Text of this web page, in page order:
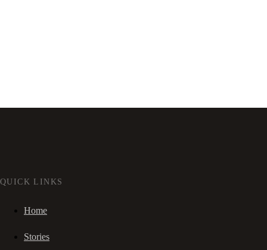
QUICK LINKS
Home
Stories